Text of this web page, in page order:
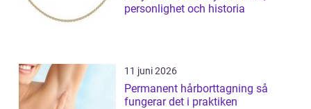
personlighet och historia
11 juni 2026
Permanent hårborttagning så
fungerar det i praktiken